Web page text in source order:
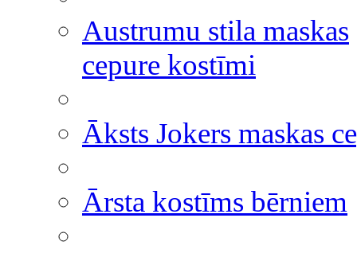
Austrumu stila maskas
cepure kostīmi
Āksts Jokers maskas
Ārsta kostīms bērniem